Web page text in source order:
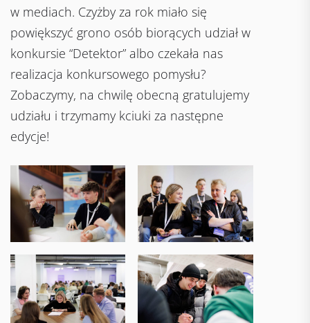
w mediach. Czyżby za rok miało się
powiększyć grono osób biorących udział w
konkursie “Detektor” albo czekała nas
realizacja konkursowego pomysłu?
Zobaczymy, na chwilę obecną gratulujemy
udziału i trzymamy kciuki za następne
edycje!